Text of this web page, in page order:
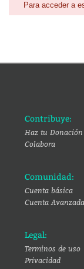
Para acceder a
Contribuye:
Haz tu Donación
Colabora
Comunidad:
Cuenta básica
Cuenta Avanzada
Legal:
Terminos de uso
Privacidad